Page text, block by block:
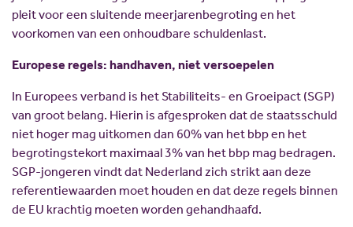
pleit voor een sluitende meerjarenbegroting en het
voorkomen van een onhoudbare schuldenlast.
Europese regels: handhaven, niet versoepelen
In Europees verband is het Stabiliteits- en Groeipact (SGP)
van groot belang. Hierin is afgesproken dat de staatsschuld
niet hoger mag uitkomen dan 60% van het bbp en het
begrotingstekort maximaal 3% van het bbp mag bedragen.
SGP-jongeren vindt dat Nederland zich strikt aan deze
referentiewaarden moet houden en dat deze regels binnen
de EU krachtig moeten worden gehandhaafd.